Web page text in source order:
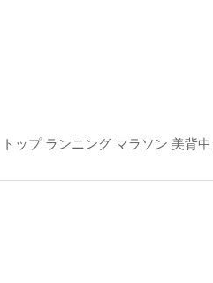
ップ ランニング マラソン 美背